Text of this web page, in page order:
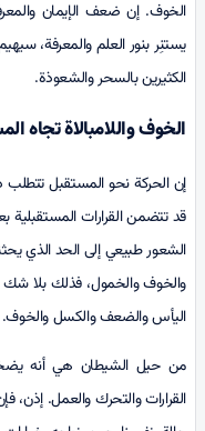
الخوف. إن ضعف الإيمان
يستنِر بنور العلم والمعرفة،
الكثيرين بالسحر والشعوذة.
الخوف واللامبالاة تجاه
إن الحركة نحو المستقبل تتطلب
قد تتضمن القرارات
الشعور طبيعي إلى الحد الذي
والخوف والخمول، فذلك بلا شك
اليأس والضعف والكسل والخوف.
من حيل الشيطان هي أنه
القرارات والتحرك والعمل.